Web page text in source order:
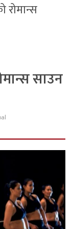
रोमान्स
साउन